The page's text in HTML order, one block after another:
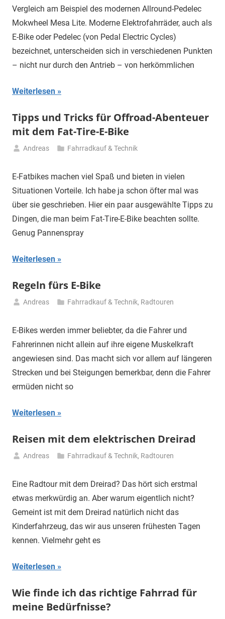
Februar
Vergleich am Beispiel des modernen Allround-Pedelec
Mokwheel Mesa Lite. Moderne Elektrofahrräder, auch als
E-Bike oder Pedelec (von Pedal Electric Cycles)
bezeichnet, unterscheiden sich in verschiedenen Punkten
– nicht nur durch den Antrieb – von herkömmlichen
Weiterlesen
Tipps und Tricks für Offroad-Abenteuer
mit dem Fat-Tire-E-Bike
Februar
Andreas Fahrradkauf & Technik
E-Fatbikes machen viel Spaß und bieten in vielen
Situationen Vorteile. Ich habe ja schon öfter mal was
über sie geschrieben. Hier ein paar ausgewählte Tipps zu
Dingen, die man beim Fat-Tire-E-Bike beachten sollte.
Genug Pannenspray
Weiterlesen
Regeln fürs E-Bike
Oktober
Andreas Fahrradkauf & Technik, Radtouren
E-Bikes werden immer beliebter, da die Fahrer und
Fahrerinnen nicht allein auf ihre eigene Muskelkraft
angewiesen sind. Das macht sich vor allem auf längeren
Strecken und bei Steigungen bemerkbar, denn die Fahrer
ermüden nicht so
Weiterlesen
Reisen mit dem elektrischen Dreirad
Juni
Andreas Fahrradkauf & Technik, Radtouren
Eine Radtour mit dem Dreirad? Das hört sich erstmal
etwas merkwürdig an. Aber warum eigentlich nicht?
Gemeint ist mit dem Dreirad natürlich nicht das
Kinderfahrzeug, das wir aus unseren frühesten Tagen
kennen. Vielmehr geht es
Weiterlesen
Wie finde ich das richtige Fahrrad für
meine Bedürfnisse?